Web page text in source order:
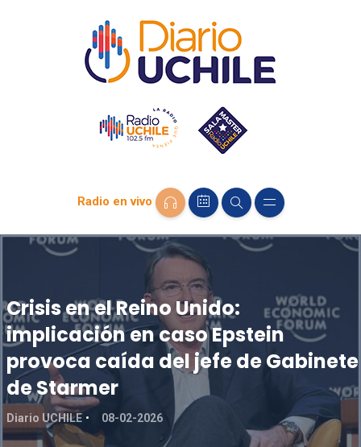
Radio en vivo
Crisis en el Reino Unido:
implicación en caso Epstein
provoca caída del jefe de Gabinete
de Starmer
Diario UCHILE 08-02-2026